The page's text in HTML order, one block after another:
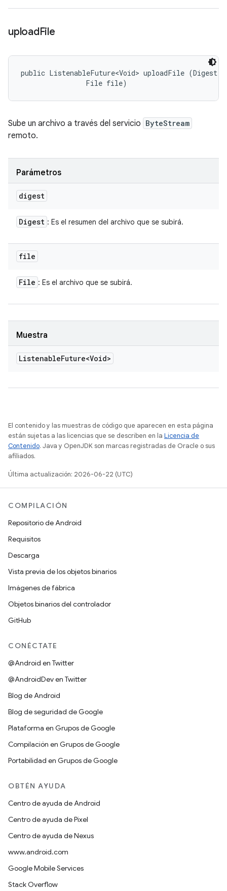
uploadFile
public ListenableFuture<Void> uploadFile (Digest
                File file)
Sube un archivo a través del servicio ByteStream
remoto.
Parámetros
digest
Digest : Es el resumen del archivo que se subirá.
file
File : Es el archivo que se subirá.
Muestra
ListenableFuture<Void>
El contenido y las muestras de código que aparecen en esta página
están sujetas a las licencias que se describen en la Licencia de
Contenido. Java y OpenJDK son marcas registradas de Oracle o sus
afiliados.
Última actualización: 2026-06-22 (UTC)
COMPILACIÓN
Repositorio de Android
Requisitos
Descarga
Vista previa de los objetos binarios
Imágenes de fábrica
Objetos binarios del controlador
GitHub
CONÉCTATE
@Android en Twitter
@AndroidDev en Twitter
Blog de Android
Blog de seguridad de Google
Plataforma en Grupos de Google
Compilación en Grupos de Google
Portabilidad en Grupos de Google
OBTÉN AYUDA
Centro de ayuda de Android
Centro de ayuda de Pixel
Centro de ayuda de Nexus
www.android.com
Google Mobile Services
Stack Overflow